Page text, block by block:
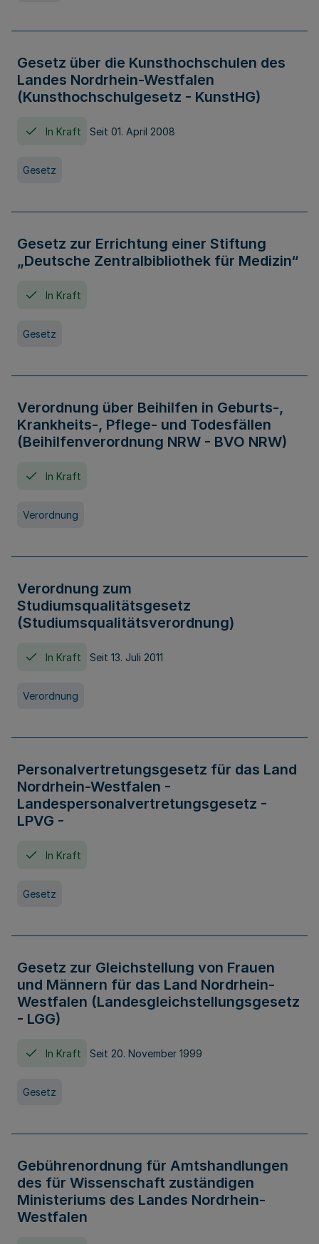
Gesetz über die Kunsthochschulen des
Landes Nordrhein-Westfalen
(Kunsthochschulgesetz - KunstHG)
In Kraft Seit 01. April 2008
Gesetz
Gesetz zur Errichtung einer Stiftung
„Deutsche Zentralbibliothek für Medizin“
In Kraft
Gesetz
Verordnung über Beihilfen in Geburts-,
Krankheits-, Pflege- und Todesfällen
(Beihilfenverordnung NRW - BVO NRW)
In Kraft
Verordnung
Verordnung zum
Studiumsqualitätsgesetz
(Studiumsqualitätsverordnung)
In Kraft Seit 13. Juli 2011
Verordnung
Personalvertretungsgesetz für das Land
Nordrhein-Westfalen -
Landespersonalvertretungsgesetz -
LPVG -
In Kraft
Gesetz
Gesetz zur Gleichstellung von Frauen
und Männern für das Land Nordrhein-
Westfalen (Landesgleichstellungsgesetz
- LGG)
In Kraft Seit 20. November 1999
Gesetz
Gebührenordnung für Amtshandlungen
des für Wissenschaft zuständigen
Ministeriums des Landes Nordrhein-
Westfalen